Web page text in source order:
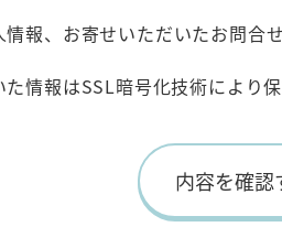
報、お寄せいただいたお問合
情報はSSL暗号化技術により保
内容を確認